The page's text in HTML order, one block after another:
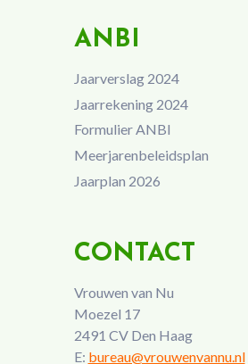
ANBI
Jaarverslag 2024
Jaarrekening 2024
Formulier ANBI
Meerjarenbeleidsplan
Jaarplan 2026
CONTACT
Vrouwen van Nu
Moezel 17
2491 CV Den Haag
E: bureau@vrouwenvannu.nl